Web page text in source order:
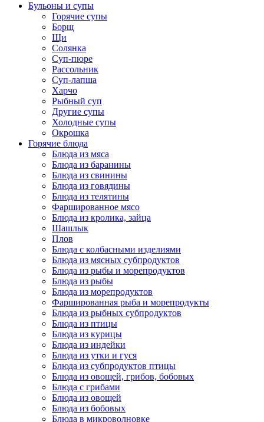
Бульоны и супы
Горячие супы
Борщ
Щи
Солянка
Суп-пюре
Рассольник
Суп-лапша
Харчо
Рыбный суп
Другие супы
Холодные супы
Окрошка
Горячие блюда
Блюда из мяса
Блюда из баранины
Блюда из свинины
Блюда из говядины
Блюда из телятины
Фаршированное мясо
Блюда из кролика, зайца
Шашлык
Плов
Блюда с колбасными изделиями
Блюда из мясных субпродуктов
Блюда из рыбы и морепродуктов
Блюда из рыбы
Блюда из морепродуктов
Фаршированная рыба и морепродукты
Блюда из рыбных субпродуктов
Блюда из птицы
Блюда из курицы
Блюда из индейки
Блюда из утки и гуся
Блюда из субпродуктов птицы
Блюда из овощей, грибов, бобовых
Блюда с грибами
Блюда из овощей
Блюда из бобовых
Блюда в микроволновке